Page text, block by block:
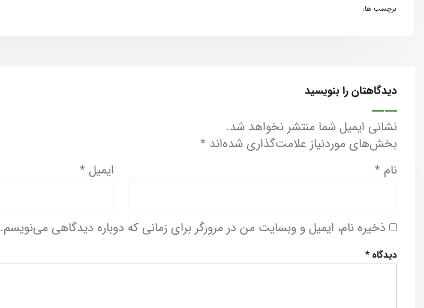
برچسب ها:
دیدگاهتان را بنویسید
نشانی ایمیل شما منتشر نخواهد شد.
بخش‌های موردنیاز علامت‌گذاری شده‌اند *
نام * ایمیل *
ذخیره نام، ایمیل و وبسایت من در مرورگر برای زمانی که دوباره دیدگاهی می‌نویسم.
دیدگاه*